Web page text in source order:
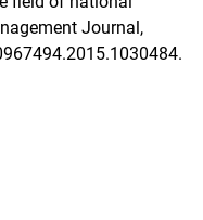
Journal,